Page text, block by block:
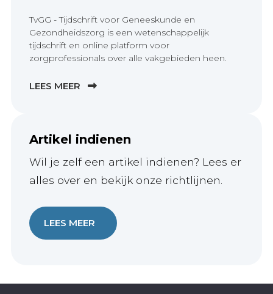
TvGG - Tijdschrift voor Geneeskunde en
Gezondheidszorg is een wetenschappelijk
tijdschrift en online platform voor
zorgprofessionals over alle vakgebieden heen.
LEES MEER
Artikel indienen
Wil je zelf een artikel indienen? Lees er
alles over en bekijk onze richtlijnen.
LEES MEER